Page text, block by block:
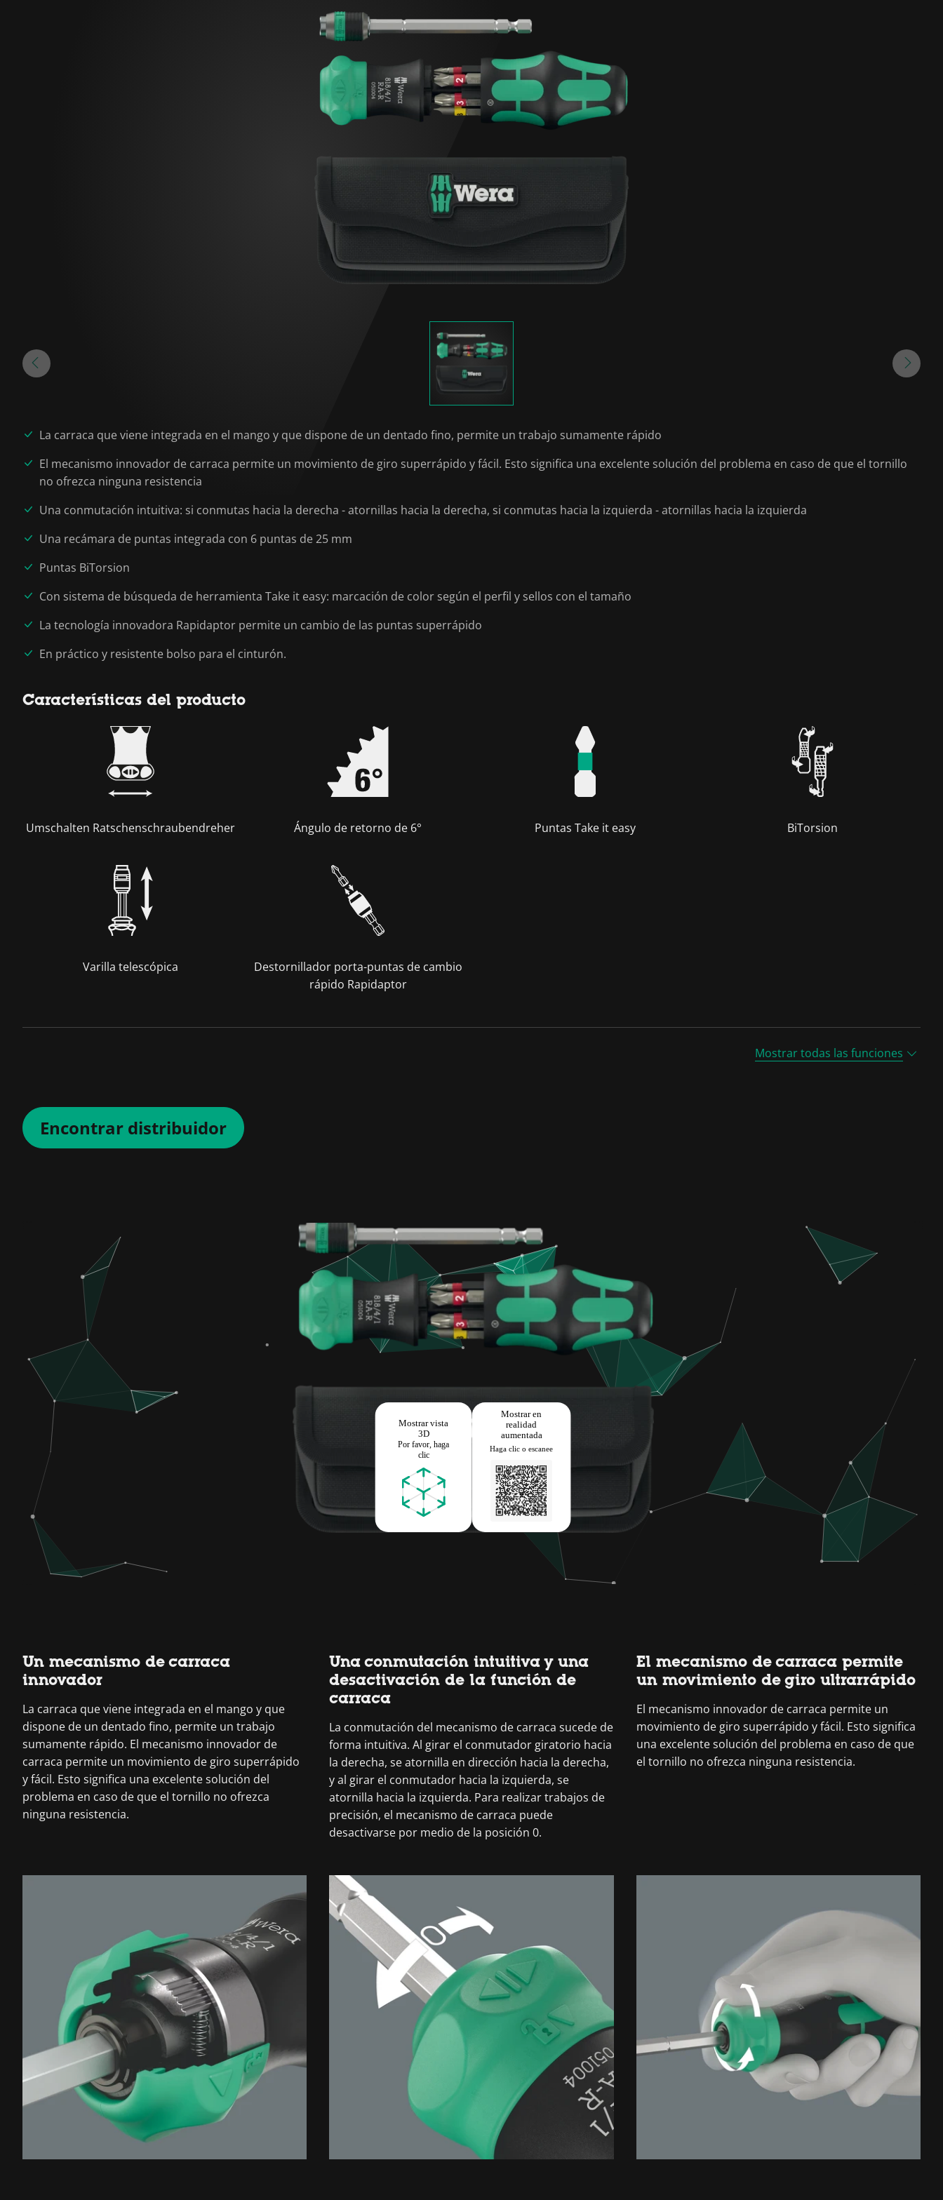
La carraca que viene integrada en el mango y que dispone de un dentado fino, permite un trabajo sumamente rápido
El mecanismo innovador de carraca permite un movimiento de giro superrápido y fácil. Esto significa una excelente solución del problema en caso de que el tornillo
no ofrezca ninguna resistencia
Una conmutación intuitiva: si conmutas hacia la derecha - atornillas hacia la derecha, si conmutas hacia la izquierda - atornillas hacia la izquierda
Una recámara de puntas integrada con 6 puntas de 25 mm
Puntas BiTorsion
Con sistema de búsqueda de herramienta Take it easy: marcación de color según el perfil y sellos con el tamaño
La tecnología innovadora Rapidaptor permite un cambio de las puntas superrápido
En práctico y resistente bolso para el cinturón.
Características del producto
Umschalten Ratschenschraubendreher Ángulo de retorno de 6° Puntas Take it easy BiTorsion
Varilla telescópica
Destornillador porta-puntas de cambio
rápido Rapidaptor
Mostrar todas las funciones
Encontrar distribuidor
Un mecanismo de carraca
innovador
La carraca que viene integrada en el mango y que
dispone de un dentado fino, permite un trabajo
sumamente rápido. El mecanismo innovador de
carraca permite un movimiento de giro superrápido
y fácil. Esto significa una excelente solución del
problema en caso de que el tornillo no ofrezca
ninguna resistencia.
Una conmutación intuitiva y una
desactivación de la función de
carraca
La conmutación del mecanismo de carraca sucede de
forma intuitiva. Al girar el conmutador giratorio hacia
la derecha, se atornilla en dirección hacia la derecha,
y al girar el conmutador hacia la izquierda, se
atornilla hacia la izquierda. Para realizar trabajos de
precisión, el mecanismo de carraca puede
desactivarse por medio de la posición 0.
El mecanismo de carraca permite
un movimiento de giro ultrarrápido
El mecanismo innovador de carraca permite un
movimiento de giro superrápido y fácil. Esto significa
una excelente solución del problema en caso de que
el tornillo no ofrezca ninguna resistencia.